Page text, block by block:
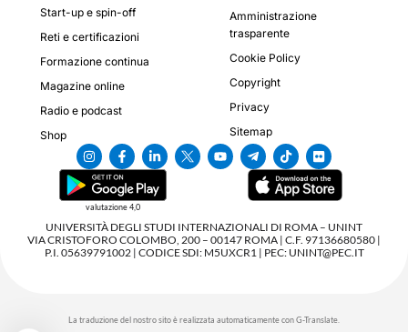
Start-up e spin-off
Reti e certificazioni
Formazione continua
Magazine online
Radio e podcast
Shop
Amministrazione
trasparente
Cookie Policy
Copyright
Privacy
Sitemap
valutazione 4,0
UNIVERSITÀ DEGLI STUDI INTERNAZIONALI DI ROMA – UNINT
VIA CRISTOFORO COLOMBO, 200 – 00147 ROMA | C.F. 97136680580 |
P.I. 05639791002 | CODICE SDI: M5UXCR1 | PEC: UNINT@PEC.IT
La traduzione del nostro sito è realizzata automaticamente con G-Translate.